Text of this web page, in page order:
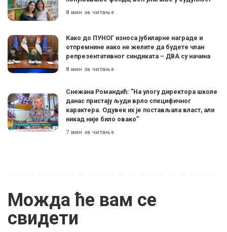
8 мин за читање
Како до ПУНОГ износа јубиларне награде и
отпремнине иако не желите да будете члан
репрезентативног синдиката – ДВА су начина
8 мин за читање
Снежана Романдић: ”На улогу директора школе
данас пристају људи врло специфичног
карактера. Одувек их је постављала власт, али
никад није било овако”
7 мин за читање
Можда ће вам се
свидети